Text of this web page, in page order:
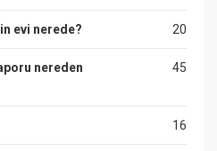
20
evi nerede?
45
nereden
16